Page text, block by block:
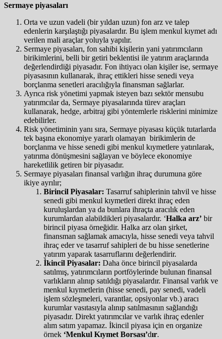
Sermaye piyasaları
Orta ve uzun vadeli (bir yıldan uzun) fon arz ve talep
edenlerin karşılaştığı piyasalardır. Bu işlem menkul kıymet adı
verilen mali araçlar yoluyla yapılır.
Sermaye piyasaları, fon sahibi kişilerin yani yatırımcıların
birikimlerini, belli bir getiri beklentisi ile yatırım araçlarında
değerlendirdiği piyasadır. Fon ihtiyacı olan kişiler ise, sermaye
piyasasının kullanarak, ihraç ettikleri hisse senedi veya
borçlanma senetleri aracılığıyla finansman sağlarlar.
Ayrıca risk yönetimi yapmak isteyen bazı sektör mensubu
yatırımcılar da, Sermaye piyasalarında türev araçları
kullanarak, hedge, arbitraj gibi yöntemlerle risklerini minimize
edebilirler.
Risk yönetiminin yanı sıra, Sermaye piyasası küçük tutarlarda
tek başına ekonomiye yararlı olamayan birikimlerin de
borçlanma ve hisse senedi gibi menkul kıymetlere yatırılarak,
yatırıma dönüşmesini sağlayan ve böylece ekonomiye
hareketlilik getiren bir piyasadır.
Sermaye piyasaları finansal varlığın ihraç durumuna göre
ikiye ayrılır;
Birincil Piyasalar: Tasarruf sahiplerinin tahvil ve hisse
senedi gibi menkul kıymetleri direkt ihraç eden
kuruluşlardan ya da bunlara ihraçta aracılık eden
kurumlardan alabildikleri piyasalardır. ‘Halka arz’ bir
birincil piyasa örneğidir. Halka arz olan şirket,
finansman sağlamak amacıyla, hisse senedi veya tahvil
ihraç eder ve tasarruf sahipleri de bu hisse senetlerine
yatırım yaparak tasarruflarını değerlendirir.
İkincil Piyasalar: Daha önce birincil piyasalarda
satılmış, yatırımcıların portföylerinde bulunan finansal
varlıkların alınıp satıldığı piyasalardır. Finansal varlık ve
menkul kıymetlerin (hisse senedi, pay senedi, vadeli
işlem sözleşmeleri, varantlar, opsiyonlar vb.) aracı
kurumlar vasıtasıyla alınıp satılmasının sağlandığı
piyasadır. Direkt yatırımcılar ve varlık ihraç edenler
alım satım yapamaz. İkincil piyasa için en organize
örnek ‘Menkul Kıymet Borsası’dır.